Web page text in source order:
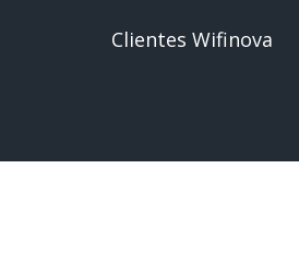
Clientes Wifinova